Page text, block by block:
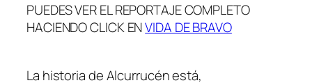
PUEDES VER EL REPORTAJE COMPLETO
HACIENDO CLICK ENVIDA DE BRAVO
La historia de Alcurrucén está,